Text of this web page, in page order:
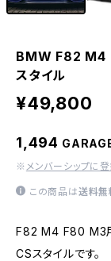
BMW F82 M4
スタイル
¥49,800
1,494
※ メンバーシップに
この商品は送料無
F82 M4 F80 M3用
CSスタイルです。